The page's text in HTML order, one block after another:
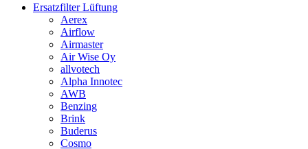
Ersatzfilter Lüftung
Aerex
Airflow
Airmaster
Air Wise Oy
allvotech
Alpha Innotec
AWB
Benzing
Brink
Buderus
Cosmo